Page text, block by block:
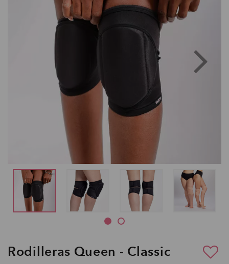
Rodilleras Queen - Classic